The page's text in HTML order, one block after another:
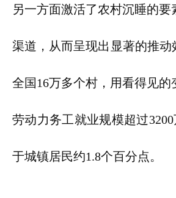
另一方面激活了农村沉睡的
渠道，从而呈现出显著的推
全国16万多个村，用看得见
劳动力务工就业规模超过
于城镇居民约1.8个百分点。